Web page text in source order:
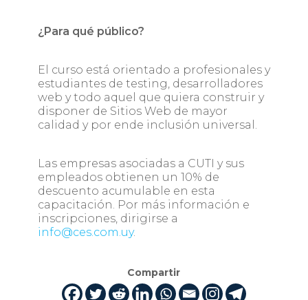
¿Para qué público?
El curso está orientado a profesionales y
estudiantes de testing, desarrolladores
web y todo aquel que quiera construir y
disponer de Sitios Web de mayor
calidad y por ende inclusión universal.
Las empresas asociadas a CUTI y sus
empleados obtienen un 10% de
descuento acumulable en esta
capacitación. Por más información e
inscripciones, dirigirse a
info@ces.com.uy.
Compartir